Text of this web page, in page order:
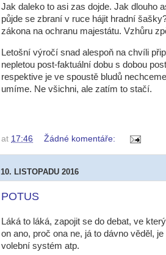
Jak daleko to asi zas dojde. Jak dlouho
půjde se zbraní v ruce hájit hradní
zákona na ochranu majestátu. Vzhůru
Letošní výročí snad alespoň na chvíli
nepletou post-faktuální dobu s dobou
respektive je ve spoustě bludů
umíme. Ne všichni, ale zatím to stačí.
at 17:46 Žádné komentáře:
10. LISTOPADU 2016
POTUS
Láká to láká, zapojit se do debat, ve
on ano, proč ona ne, já to dávno věděl,
volební systém atp.